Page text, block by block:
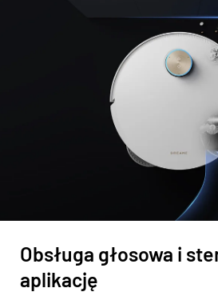
Obsługa głosowa i
aplikację